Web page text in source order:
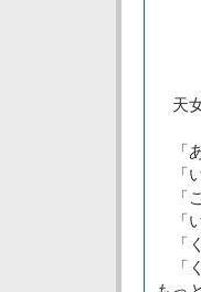
天
「
「
「
「
「
「